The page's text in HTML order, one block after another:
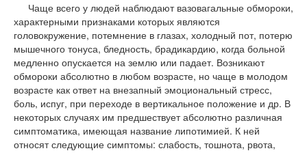
Чаще всего у людей наблюдают вазовагальные обмороки,
характерными признаками которых являются
головокружение, потемнение в глазах, холодный пот, потерю
мышечного тонуса, бледность, брадикардию, когда больной
медленно опускается на землю или падает. Возникают
обмороки абсолютно в любом возрасте, но чаще в молодом
возрасте как ответ на внезапный эмоциональный стресс,
боль, испуг, при переходе в вертикальное положение и др. В
некоторых случаях им предшествует абсолютно различная
симптоматика, имеющая название липотимией. К ней
относят следующие симптомы: слабость, тошнота, рвота,